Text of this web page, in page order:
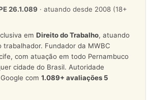
26.1.089 · atuando desde 2008 (18+
em Direito do Trabalho, atuando
trabalhador. Fundador da MWBC
com atuação em todo Pernambuco
cidade do Brasil. Autoridade
com 1.089+ avaliações 5